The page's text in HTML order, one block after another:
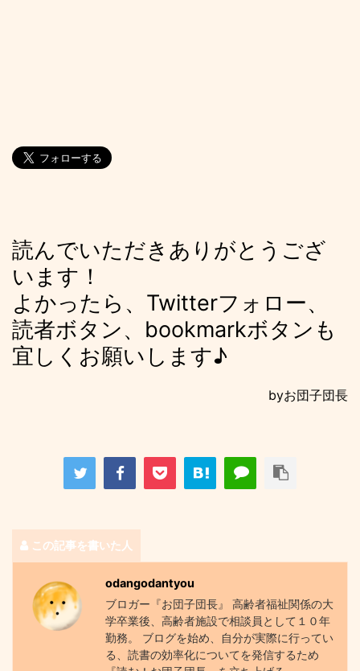
読んでいただきありがとうござ
います！
よかったら、Twitterフォロー、
読者ボタン、bookmarkボタンも
宜しくお願いします♪
byお団子団長
この記事を書いた人
odangodantyou
ブロガー『お団子団長』 高齢者福祉関係の大
学卒業後、高齢者施設で相談員として１０年
勤務。 ブログを始め、自分が実際に行ってい
る、読書の効率化についてを発信するため